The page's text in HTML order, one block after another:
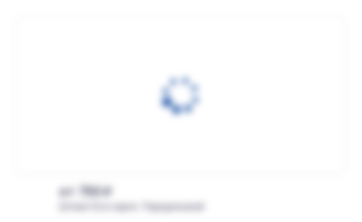
от 750